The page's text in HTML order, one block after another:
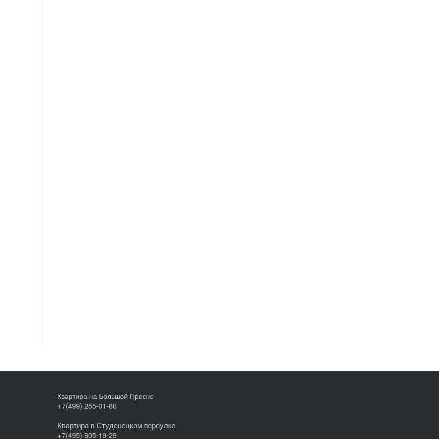
Квартира на Большой Пресне
+7(499) 255-01-86
Квартира в Студенецком переулке
+7(495) 605-19-29